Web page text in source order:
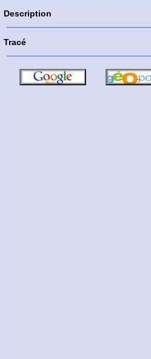
Description
Tracé